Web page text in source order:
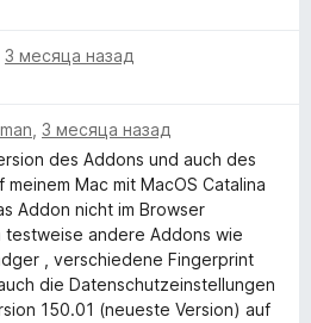
3 месяца назад
3 месяца назад
des Addons und auch des
Mac mit MacOS Catalina
Addon nicht im Browser
andere Addons wie
, verschiedene Fingerprint
die Datenschutzeinstellungen
150.01 (neueste Version) auf